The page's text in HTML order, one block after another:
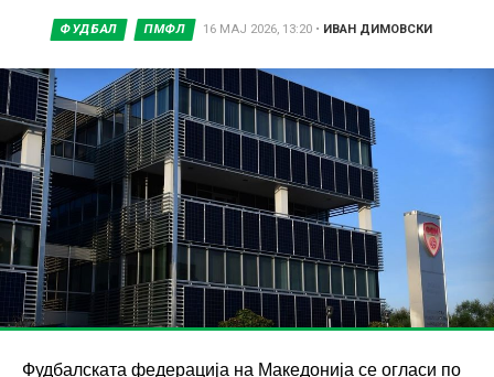
ФУДБАЛ ПМФЛ 16 МАЈ 2026, 13:20 • ИВАН ДИМОВСКИ
Фудбалската федерација на Македонија се огласи по